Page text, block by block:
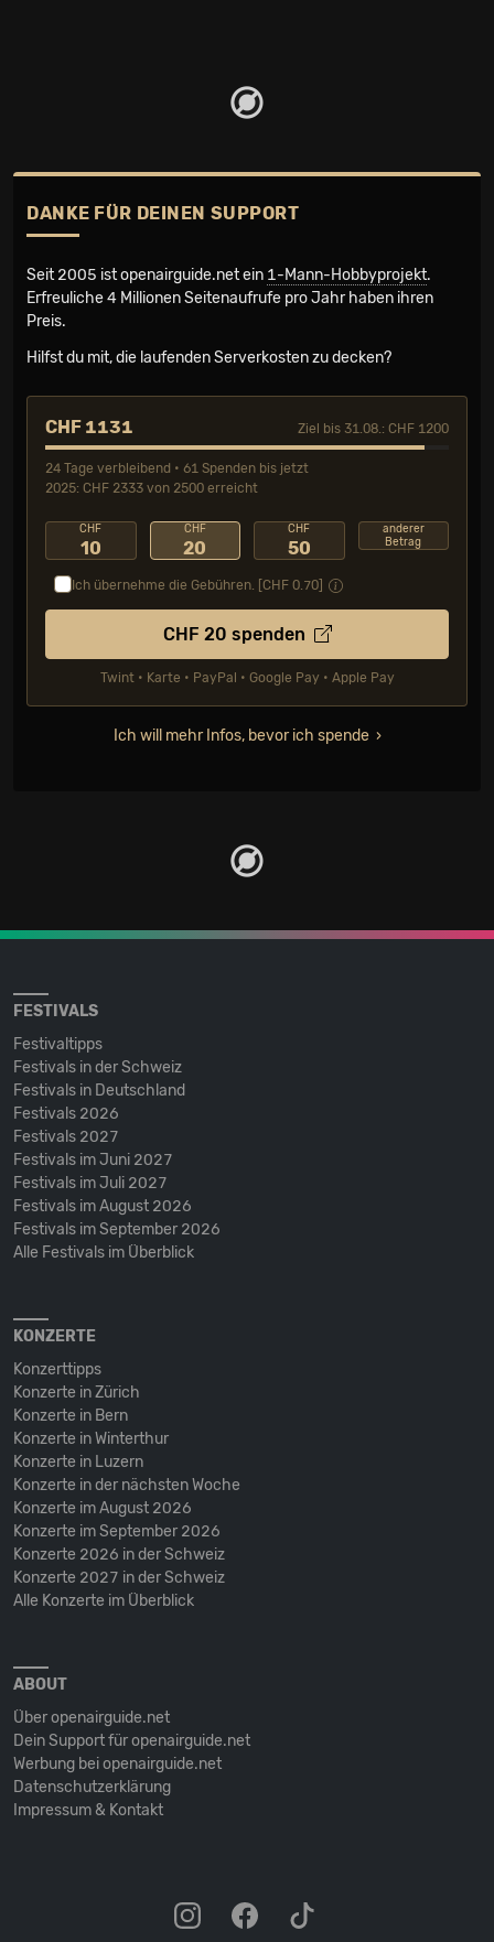
DANKE FÜR DEINEN SUPPORT
Seit 2005 ist openairguide.net ein 1-Mann-Hobbyprojekt.
Erfreuliche 4 Millionen Seiten­aufrufe pro Jahr haben ihren
Preis.
Hilfst du mit, die laufenden Serverkosten zu decken?
CHF 1131 Ziel bis 31.08.: CHF 1200
24 Tage verbleibend • 61 Spenden bis jetzt
2025: CHF 2333 von 2500 erreicht
CHF
10
CHF
20
CHF
50
anderer
Betrag
Ich übernehme die Gebühren. [CHF 0.70
CHF 20 spenden
Twint • Karte • PayPal • Google Pay • Apple Pay
Ich will mehr Infos, bevor ich spende
FESTIVALS
Festivaltipps
Festivals in der Schweiz
Festivals in Deutschland
Festivals 2026
Festivals 2027
Festivals im Juni 2027
Festivals im Juli 2027
Festivals im August 2026
Festivals im September 2026
Alle Festivals im Überblick
KONZERTE
Konzerttipps
Konzerte in Zürich
Konzerte in Bern
Konzerte in Winterthur
Konzerte in Luzern
Konzerte in der nächsten Woche
Konzerte im August 2026
Konzerte im September 2026
Konzerte 2026 in der Schweiz
Konzerte 2027 in der Schweiz
Alle Konzerte im Überblick
ABOUT
Über openairguide.net
Dein Support für openairguide.net
Werbung bei openairguide.net
Datenschutz­erklärung
Impressum & Kontakt